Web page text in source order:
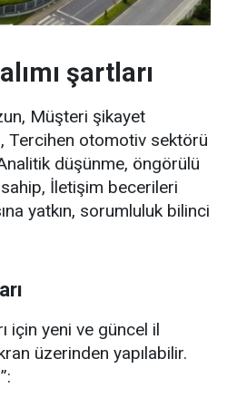
şartları
Müşteri şikayet
Tercihen otomotiv sektörü
düşünme, öngörülü
İletişim becerileri
yatkın, sorumluluk bilinci
için yeni ve güncel il
üzerinden yapılabilir.